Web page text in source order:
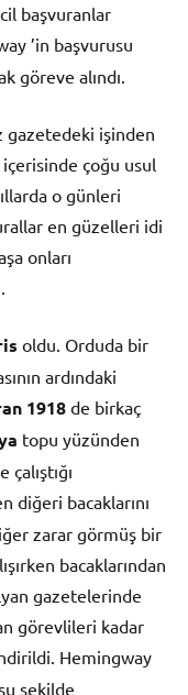
başvuranlar
’in başvurusu
göreve alındı.
gazetedeki işinden
içerisinde çoğu usul
o günleri
en güzelleri idi
onları
oldu. Orduda bir
ardındaki
1918 de birkaç
topu yüzünden
diğeri bacaklarını
zarar görmüş bir
bacaklarından
gazetelerinde
görevlileri kadar
Hemingway
şekilde